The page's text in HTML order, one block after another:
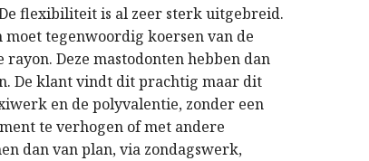
flexibiliteit is al zeer sterk uitgebreid.
tegenwoordig koersen van de
Deze mastodonten hebben dan
De klant vindt dit prachtig maar dit
en de polyvalentie, zonder een
te verhogen of met andere
dan van plan, via zondagswerk,